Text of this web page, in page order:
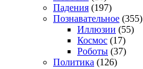
Падения (197)
Познавательное (355)
Иллюзии (55)
Космос (17)
Роботы (37)
Политика (126)